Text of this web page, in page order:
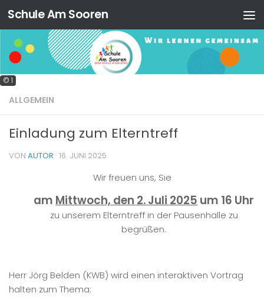
Zum Inhalt springen
Schule Am Sooren
© 1
ALLGEMEIN
Einladung zum Elterntreff
VON AUTOR · 16. JUNI 2025
Wir freuen uns, Sie
am Mittwoch, den 2. Juli 2025 um 16 Uhr
zu unserem Elterntreff in der Pausenhalle zu
begrüßen.
Herr Jörg Belden (KWB) wird einen interaktiven Vortrag
halten zum Thema: